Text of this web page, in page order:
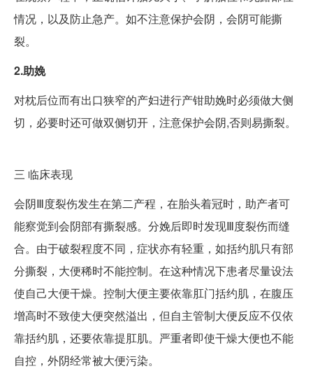
情况，以及防止急产。如不注意保护会阴，会阴可能撕
裂。
2.助娩
对枕后位而有出口狭窄的产妇进行产钳助娩时必须做大侧
切，必要时还可做双侧切开，注意保护会阴,否则易撕裂。
三 临床表现
会阴Ⅲ度裂伤发生在第二产程，在胎头着冠时，助产者可
能察觉到会阴部有撕裂感。分娩后即时发现Ⅲ度裂伤而缝
合。由于破裂程度不同，症状亦有轻重，如括约肌只有部
分撕裂，大便稀时不能控制。在这种情况下患者尽量设法
使自己大便干燥。控制大便主要依靠肛门括约肌，在腹压
增高时不致使大便突然溢出，但自主管制大便反应不仅依
靠括约肌，还要依靠提肛肌。严重者即使干燥大便也不能
自控，外阴经常被大便污染。